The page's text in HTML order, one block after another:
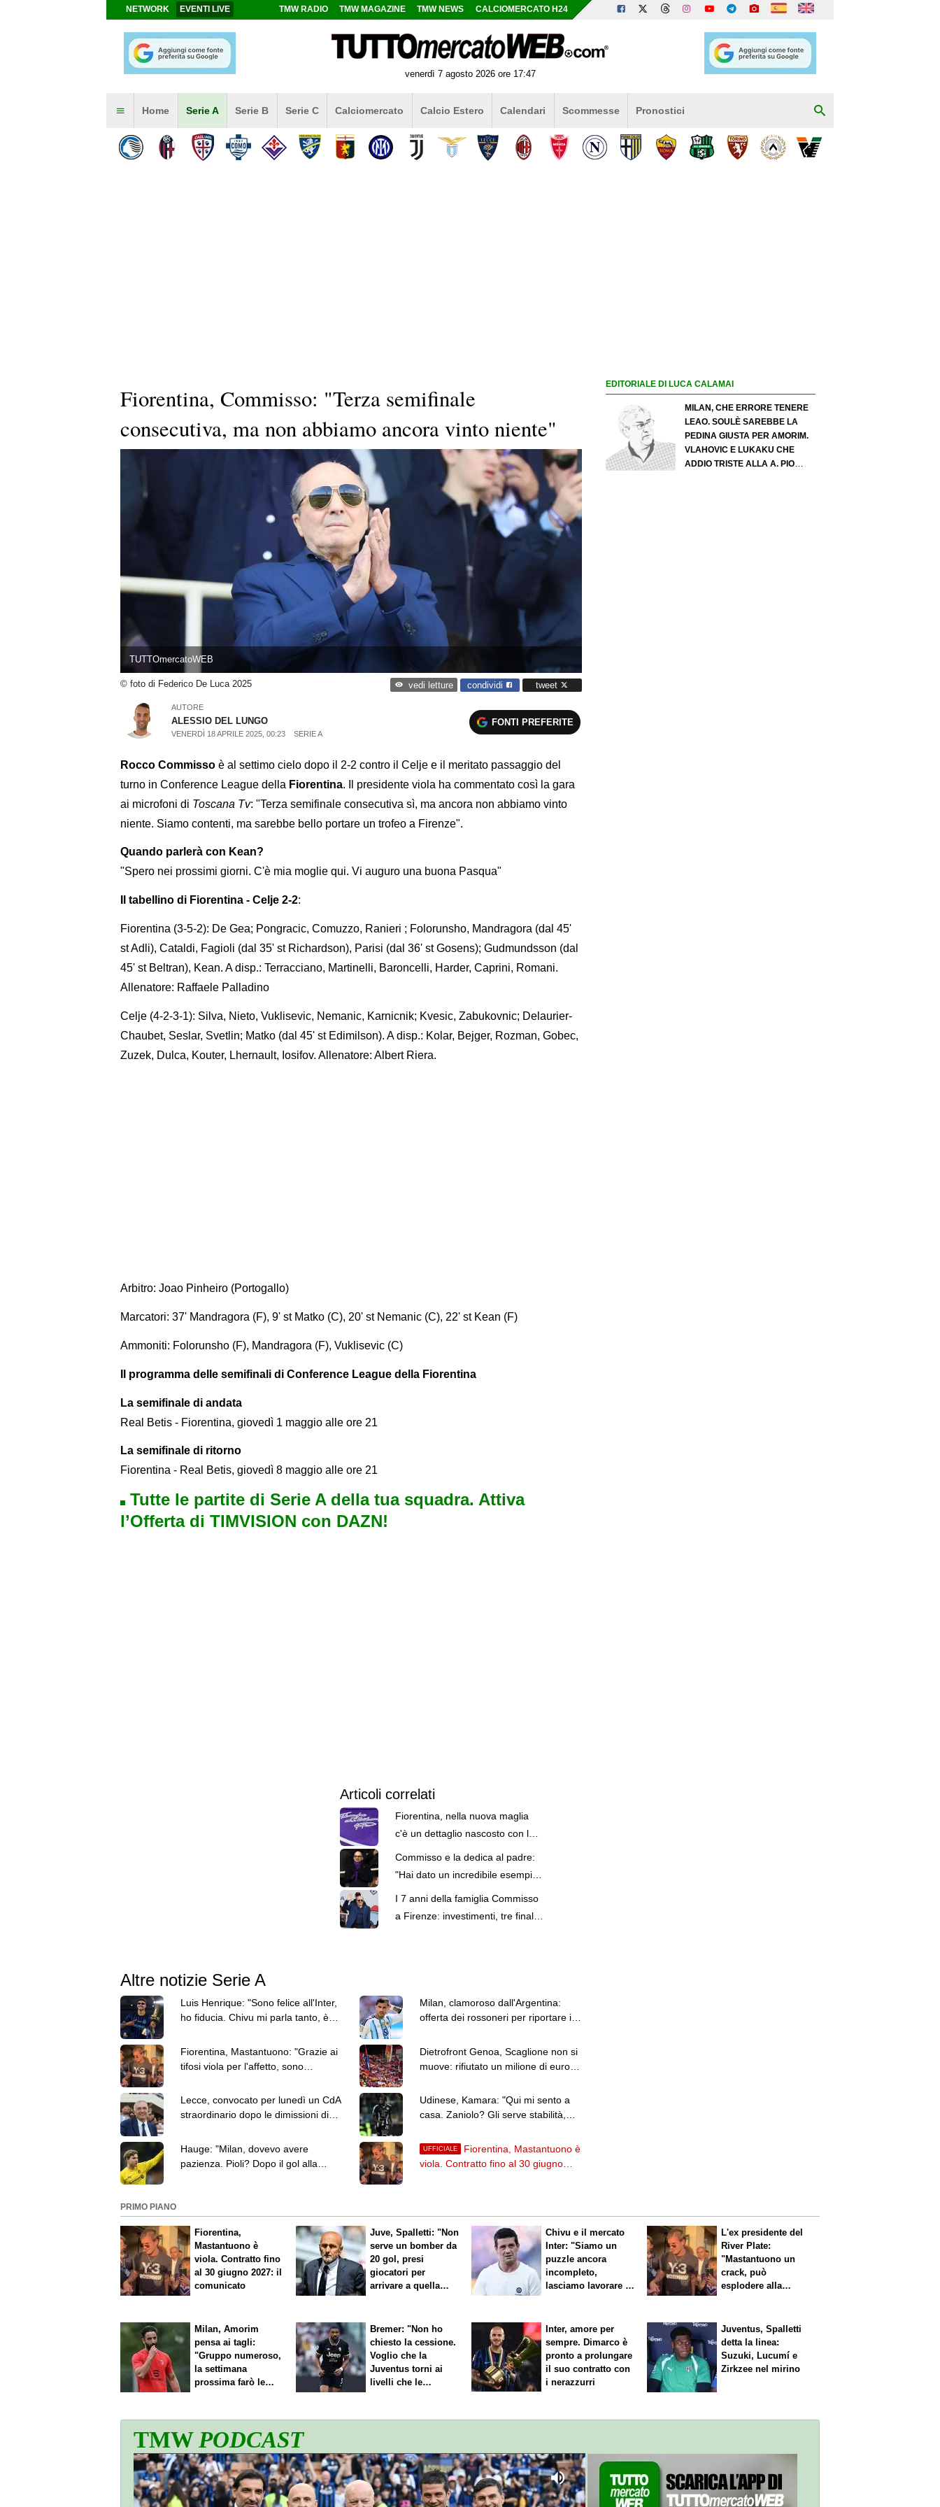
NETWORK EVENTI LIVE TMW RADIO TMW MAGAZINE TMW NEWS CALCIOMERCATO H24
venerdì 7 agosto 2026 ore 17:47
Home Serie A Serie B Serie C Calciomercato Calcio Estero Calendari Scommesse Pronostici
Fiorentina, Commisso: "Terza semifinale
consecutiva, ma non abbiamo ancora vinto niente"
TUTTOmercatoWEB
© foto di Federico De Luca 2025 vedi letture condividi tweet
AUTORE
ALESSIO DEL LUNGO
VENERDÌ 18 APRILE 2025, 00:23 SERIE A
FONTI PREFERITE
Rocco Commisso è al settimo cielo dopo il 2-2 contro il Celje e il meritato passaggio del
turno in Conference League della Fiorentina. Il presidente viola ha commentato così la gara
ai microfoni di Toscana Tv: "Terza semifinale consecutiva sì, ma ancora non abbiamo vinto
niente. Siamo contenti, ma sarebbe bello portare un trofeo a Firenze".
Quando parlerà con Kean?
"Spero nei prossimi giorni. C'è mia moglie qui. Vi auguro una buona Pasqua"
Il tabellino di Fiorentina - Celje 2-2:
Fiorentina (3-5-2): De Gea; Pongracic, Comuzzo, Ranieri ; Folorunsho, Mandragora (dal 45'
st Adli), Cataldi, Fagioli (dal 35' st Richardson), Parisi (dal 36' st Gosens); Gudmundsson (dal
45' st Beltran), Kean. A disp.: Terracciano, Martinelli, Baroncelli, Harder, Caprini, Romani.
Allenatore: Raffaele Palladino
Celje (4-2-3-1): Silva, Nieto, Vuklisevic, Nemanic, Karnicnik; Kvesic, Zabukovnic; Delaurier-
Chaubet, Seslar, Svetlin; Matko (dal 45' st Edimilson). A disp.: Kolar, Bejger, Rozman, Gobec,
Zuzek, Dulca, Kouter, Lhernault, Iosifov. Allenatore: Albert Riera.
Arbitro: Joao Pinheiro (Portogallo)
Marcatori: 37' Mandragora (F), 9' st Matko (C), 20' st Nemanic (C), 22' st Kean (F)
Ammoniti: Folorunsho (F), Mandragora (F), Vuklisevic (C)
Il programma delle semifinali di Conference League della Fiorentina
La semifinale di andata
Real Betis - Fiorentina, giovedì 1 maggio alle ore 21
La semifinale di ritorno
Fiorentina - Real Betis, giovedì 8 maggio alle ore 21
Tutte le partite di Serie A della tua squadra. Attiva
l’Offerta di TIMVISION con DAZN!
Articoli correlati
Fiorentina, nella nuova maglia
c'è un dettaglio nascosto con la
frase tipica di Commisso
Commisso e la dedica al padre:
"Hai dato un incredibile esempio
I 7 anni della famiglia Commisso
a Firenze: investimenti, tre finali
Altre notizie Serie A
Luis Henrique: "Sono felice all'Inter,
ho fiducia. Chivu mi parla tanto, è
Milan, clamoroso dall'Argentina:
offerta dei rossoneri per riportare in
Fiorentina, Mastantuono: "Grazie ai
tifosi viola per l'affetto, sono
Dietrofront Genoa, Scaglione non si
muove: rifiutato un milione di euro
Lecce, convocato per lunedì un CdA
straordinario dopo le dimissioni di
Udinese, Kamara: "Qui mi sento a
casa. Zaniolo? Gli serve stabilità,
Hauge: "Milan, dovevo avere
pazienza. Pioli? Dopo il gol alla
UFFICIALE
Fiorentina, Mastantuono è
viola. Contratto fino al 30 giugno
EDITORIALE DI LUCA CALAMAI
MILAN, CHE ERRORE TENERE
LEAO. SOULÈ SAREBBE LA
PEDINA GIUSTA PER AMORIM.
VLAHOVIC E LUKAKU CHE
ADDIO TRISTE ALLA A. PIO
PRIMO PIANO
Fiorentina,
Mastantuono è
viola. Contratto fino
al 30 giugno 2027: il
comunicato
Juve, Spalletti: "Non
serve un bomber da
20 gol, presi
giocatori per
arrivare a quella
Chivu e il mercato
Inter: "Siamo un
puzzle ancora
incompleto,
lasciamo lavorare i
L'ex presidente del
River Plate:
"Mastantuono un
crack, può
esplodere alla
Milan, Amorim
pensa ai tagli:
"Gruppo numeroso,
la settimana
prossima farò le
Bremer: "Non ho
chiesto la cessione.
Voglio che la
Juventus torni ai
livelli che le
Inter, amore per
sempre. Dimarco è
pronto a prolungare
il suo contratto con
i nerazzurri
Juventus, Spalletti
detta la linea:
Suzuki, Lucumí e
Zirkzee nel mirino
TMWPODCAST